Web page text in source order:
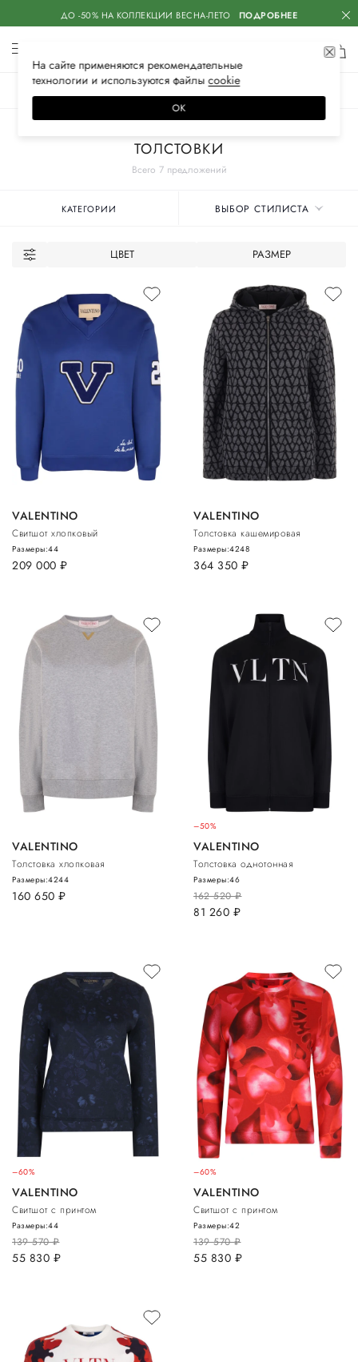
ДО -50% НА КОЛЛЕКЦИИ ВЕСНА-ЛЕТО ПОДРОБНЕЕ
Всего 7 предложений
ТОЛСТОВКИ
КАТЕГОРИИ ВЫБОР СТИЛИСТА
ЦВЕТ РАЗМЕР
VALENTINO
Свитшот хлопковый
209 000 руб.
Размеры:44
VALENTINO
Толстовка кашемировая
364 350 руб.
Размеры:4248
VALENTINO
Толстовка хлопковая
160 650 руб.
Размеры:4244
–50%
VALENTINO
Толстовка однотонная
162 520руб.
81 260 руб.
Размеры:46
–60%
VALENTINO
Свитшот с принтом
139 570руб.
55 830 руб.
Размеры:44
–60%
VALENTINO
Свитшот с принтом
139 570руб.
55 830 руб.
Размеры:42
На сайте применяются рекомендательные
технологии и используются файлысооkiе
ОК